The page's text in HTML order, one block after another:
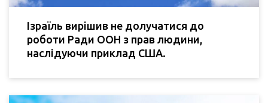
Ізраїль вирішив не долучатися до
роботи Ради ООН з прав людини,
наслідуючи приклад США.